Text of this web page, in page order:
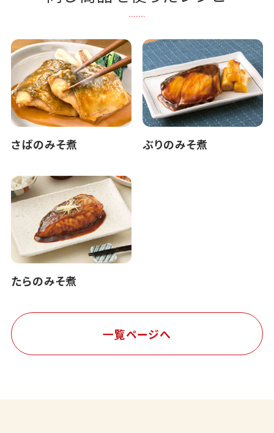
さばのみそ煮 ぶりのみそ煮
たらのみそ煮
一覧ページへ